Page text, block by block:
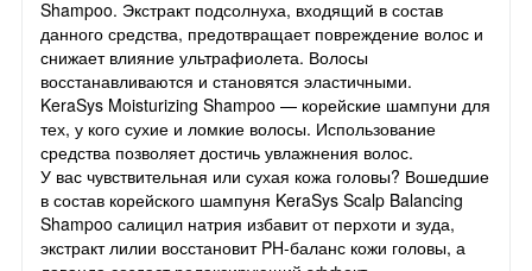
Shampoo. Экстракт подсолнуха, входящий в состав
данного средства, предотвращает повреждение волос и
снижает влияние ультрафиолета. Волосы
восстанавливаются и становятся эластичными.
KeraSys Moisturizing Shampoo — корейские шампуни для
тех, у кого сухие и ломкие волосы. Использование
средства позволяет достичь увлажнения волос.
У вас чувствительная или сухая кожа головы? Вошедшие
в состав корейского шампуня KeraSys Scalp Balancing
Shampoo салицил натрия избавит от перхоти и зуда,
экстракт лилии восстановит PH-баланс кожи головы, а